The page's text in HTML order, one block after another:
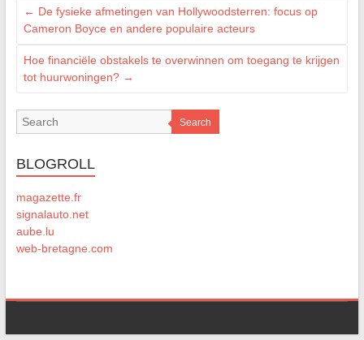
← De fysieke afmetingen van Hollywoodsterren: focus op
Cameron Boyce en andere populaire acteurs
Hoe financiële obstakels te overwinnen om toegang te krijgen
tot huurwoningen? →
Search
BLOGROLL
magazette.fr
signalauto.net
aube.lu
web-bretagne.com